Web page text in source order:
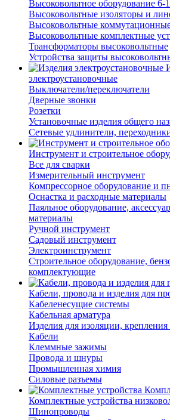
Высоковольтное оборудование 6-
Высоковольтные изоляторы и
Высоковольтные
Высоковольтные комплектные
Трансформаторы высоковольтные
Устройства защиты
электроустановочные
Выключатели/переключатели
Дверные звонки
Розетки
Установочные изделия общего
Сетевые удлинители,
Инструмент и строительное
Все для сварки
Измерительный инструмент
Компрессорное оборудование и
Оснастка и расходные материалы
Паяльное оборудование,
материалы
Ручной инструмент
Садовый инструмент
Электроинструмент
Строительное оборудование,
комплектующие
Кабели, провода и изделия для
Кабеленесущие системы
Кабельная арматура
Изделия для изоляции,
Кабели
Клеммные зажимы
Провода и шнуры
Промышленная химия
Силовые разъемы
Комплектные устройства
Шинопроводы